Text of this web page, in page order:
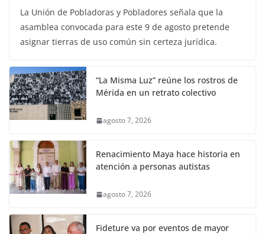
La Unión de Pobladoras y Pobladores señala que la
asamblea convocada para este 9 de agosto pretende
asignar tierras de uso común sin certeza jurídica.
“La Misma Luz” reúne los rostros de
Mérida en un retrato colectivo
agosto 7, 2026
Renacimiento Maya hace historia en
atención a personas autistas
agosto 7, 2026
Fideture va por eventos de mayor